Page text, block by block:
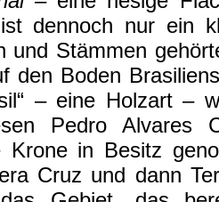
dennoch nur ein
und Stämmen
den Boden
– eine Holzart –
Pedro Alvares
Krone in Besitz
Cruz und dann